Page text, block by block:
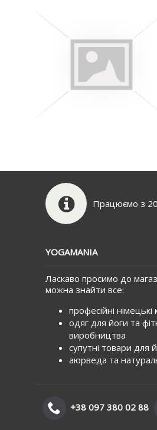
Працюємо з
YOGAMANIA
Ласкаво просимо до
можна знайти все:
професійні
одяг для йоги та
виробництва
супутні товари для
аюрведа та
+38 097 380 02 88